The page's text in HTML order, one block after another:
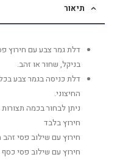
תיאור
דלת גמר צבע עם חירוץ
בניקל, שחור או זהב.
דלת כניסה בגמר צבע
החיצוני.
ניתן לבחור בכמה
חירוץ בלבד
חירוץ עם שילוב פסי
חירוץ עם שילוב פסי כסף